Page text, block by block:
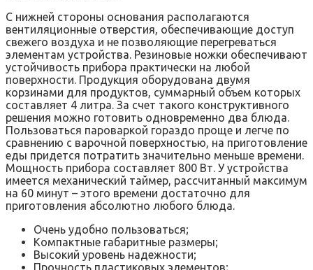
С нижней стороны основания располагаются
вентиляционные отверстия, обеспечивающие доступ
свежего воздуха и не позволяющие перегреваться
элементам устройства. Резиновые ножки обеспечивают
устойчивость прибора практически на любой
поверхности. Продукция оборудована двумя
корзинами для продуктов, суммарный объем которых
составляет 4 литра. За счет такого конструктивного
решения можно готовить одновременно два блюда.
Пользоваться пароваркой гораздо проще и легче по
сравнению с варочной поверхностью, на приготовление
еды придется потратить значительно меньше времени.
Мощность прибора составляет 800 Вт. У устройства
имеется механический таймер, рассчитанный максимум
на 60 минут – этого времени достаточно для
приготовления абсолютно любого блюда.
Очень удобно пользоваться;
Компактные габаритные размеры;
Высокий уровень надежности;
Прочность пластиковых элементов;